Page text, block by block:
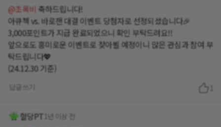
@초록비 축하드립니다!
아큐첵 vs. 바로잰 대결 이벤트 당첨자로 선정되셨습니다🎉
3,000포인트가 지급 완료되었으니 확인 부탁드려요!!
앞으로도 흥미로운 이벤트로 찾아뵐 예정이니 많은 관심과 참여 부
탁드립니다💖
(24.12.30 기준)
답글쓰기 1
혈당PT 1년 이상 전